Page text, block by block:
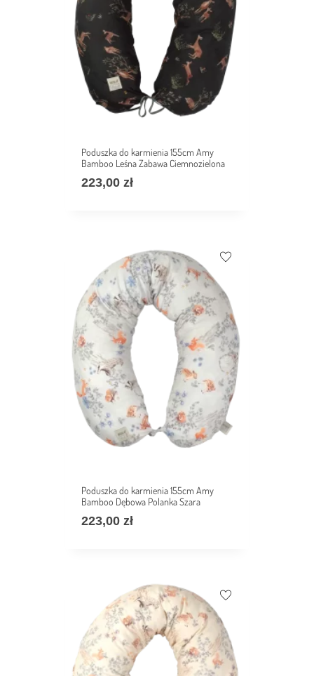
Poduszka do karmienia 155cm Amy
Bamboo Leśna Zabawa Ciemnozielona
223,00 zł
Poduszka do karmienia 155cm Amy
Bamboo Dębowa Polanka Szara
223,00 zł